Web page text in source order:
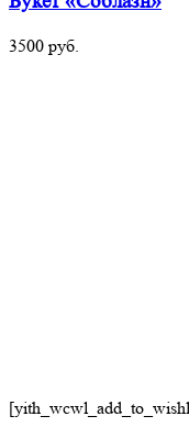
3500 руб.